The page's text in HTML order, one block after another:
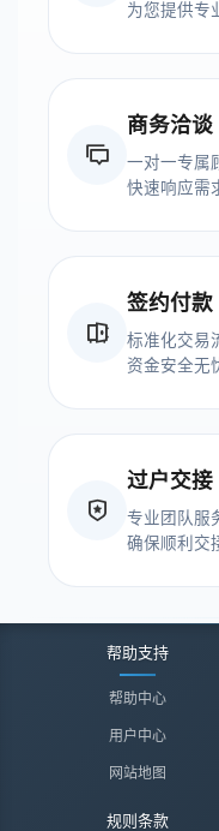
为您提供专
商务洽谈
一对一专属
快速响应需
签约付款
标准化交易
资金安全无
过户交接
专业团队服
确保顺利交
帮助支持
帮助中心
用户中心
网站地图
规则条款